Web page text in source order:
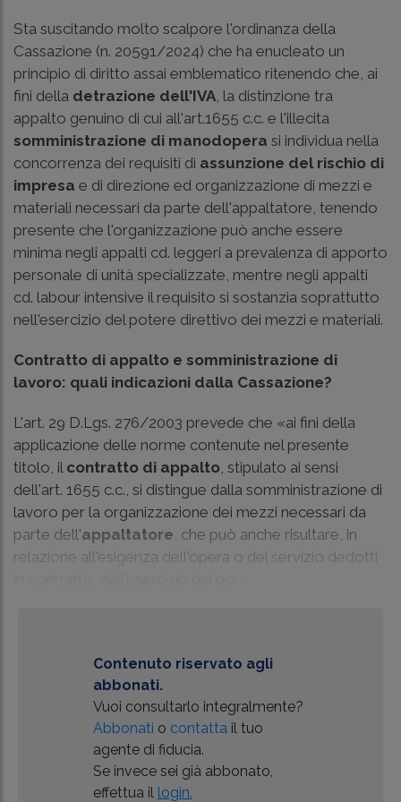
Sta suscitando molto scalpore l'ordinanza della
Cassazione (n. 20591/2024) che ha enucleato un
principio di diritto assai emblematico ritenendo che, ai
fini della detrazione dell'IVA , la distinzione tra
appalto genuino di cui all'art.1655 c.c. e l'illecita
somministrazione di manodopera si individua nella
concorrenza dei requisiti di assunzione del rischio di
impresa e di direzione ed organizzazione di mezzi e
materiali necessari da parte dell'appaltatore, tenendo
presente che l'organizzazione può anche essere
minima negli appalti cd. leggeri a prevalenza di apporto
personale di unità specializzate, mentre negli appalti
cd. labour intensive il requisito si sostanzia soprattutto
nell'esercizio del potere direttivo dei mezzi e materiali.
Contratto di appalto e somministrazione di
lavoro: quali indicazioni dalla Cassazione?
L'art. 29 D.Lgs. 276/2003 prevede che «ai fini della
applicazione delle norme contenute nel presente
titolo, il contratto di appalto , stipulato ai sensi
dell'art. 1655 c.c., si distingue dalla somministrazione di
lavoro per la organizzazione dei mezzi necessari da
parte dell'appaltatore , che può anche risultare, in
relazione all'esigenza dell'opera o del servizio dedotti
Contenuto riservato agli
abbonati.
Vuoi consultarlo integralmente?
Abbonati o contatta il tuo
agente di fiducia.
Se invece sei già abbonato,
effettua il login.